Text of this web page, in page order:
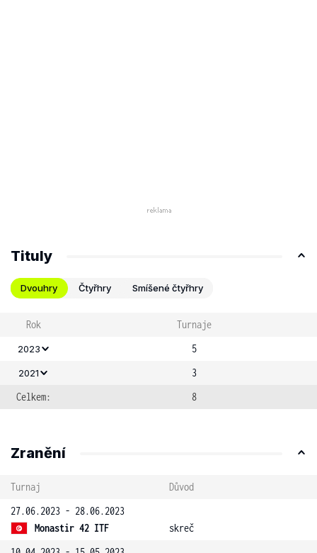
Tituly
Dvouhry Čtyřhry Smíšené čtyřhry
Rok Turnaje
2023 5
2021
3
Celkem:
8
Zranění
Turnaj
Důvod
27.06.2023 - 28.06.2023
Monastir 42 ITF
skreč